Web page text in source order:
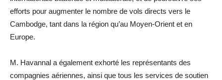
efforts pour augmenter le nombre de vols directs vers le
Cambodge, tant dans la région qu’au Moyen-Orient et en
Europe.
M. Havannal a également exhorté les représentants des
compagnies aériennes, ainsi que tous les services de soutien